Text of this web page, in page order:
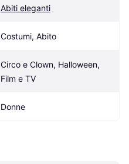
Abiti eleganti
Costumi, Abito
Circo e Clown, Halloween,
Film e TV
Donne